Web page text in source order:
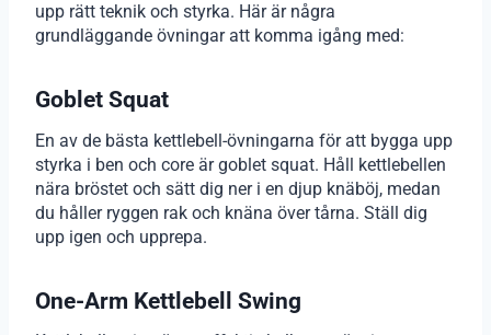
upp rätt teknik och styrka. Här är några
grundläggande övningar att komma igång med:
Goblet Squat
En av de bästa kettlebell-övningarna för att bygga upp
styrka i ben och core är goblet squat. Håll kettlebellen
nära bröstet och sätt dig ner i en djup knäböj, medan
du håller ryggen rak och knäna över tårna. Ställ dig
upp igen och upprepa.
One-Arm Kettlebell Swing